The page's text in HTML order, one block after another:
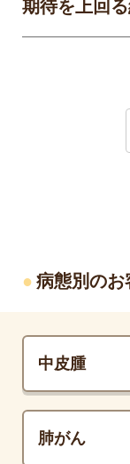
期待を上回
病態別のお
中皮腫
肺がん